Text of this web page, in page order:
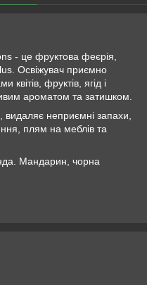
- це фруктова феєрія,
Освіжувач приємно
фруктів, ягід і
ароматом та затишком.
видаляє неприємні запахи,
плям на меблів та
Мандарин, чорна